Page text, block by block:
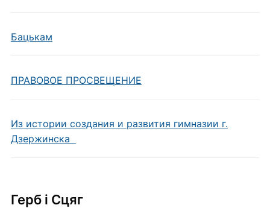
Бацькам
ПРАВОВОЕ ПРОСВЕЩЕНИЕ
Из истории создания и развития гимназии г.
Дзержинска
Герб i Сцяг